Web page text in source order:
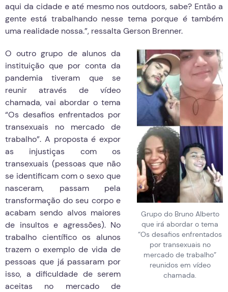
aqui da cidade e até mesmo nos outdoors, sabe? Então a
gente está trabalhando nesse tema porque é também
uma realidade nossa.”, ressalta Gerson Brenner.
Grupo do Bruno Alberto
que irá abordar o tema
“Os desafios enfrentados
por transexuais no
mercado de trabalho”
reunidos em vídeo
chamada.
O outro grupo de alunos da
instituição que por conta da
pandemia tiveram que se
reunir através de vídeo
chamada, vai abordar o tema
“Os desafios enfrentados por
transexuais no mercado de
trabalho”. A proposta é expor
as injustiças com os
transexuais (pessoas que não
se identificam com o sexo que
nasceram, passam pela
transformação do seu corpo e
acabam sendo alvos maiores
de insultos e agressões). No
trabalho científico os alunos
trazem o exemplo de vida de
pessoas que já passaram por
isso, a dificuldade de serem
aceitas no mercado de